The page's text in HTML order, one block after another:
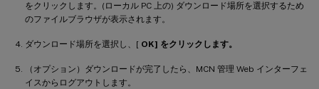
をクリックします。(ローカル PC 上の) ダウンロード場所を選択するため
のファイルブラウザが表示されます。
ダウンロード場所を選択し、[ OK] をクリックします。
（オプション）ダウンロードが完了したら、MCN 管理 Web インターフェ
イスからログアウトします。